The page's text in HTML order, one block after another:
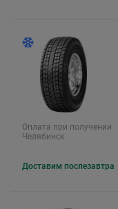
Оплата при получении
Челябинск
Доставим послезавтра